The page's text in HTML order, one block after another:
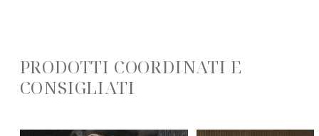
PRODOTTI COORDINATI E
CONSIGLIATI